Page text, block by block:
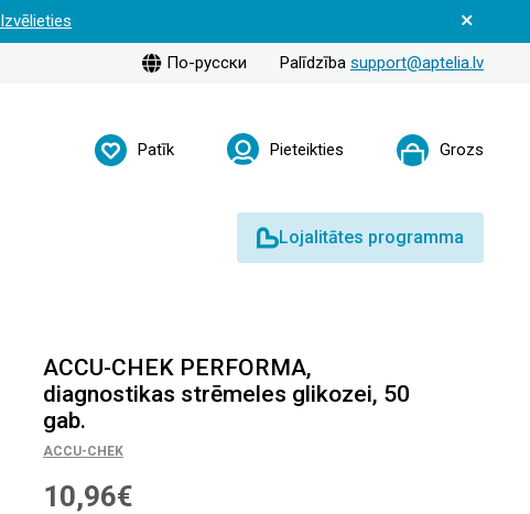
Izvēlieties
По-русски Palīdzība support@aptelia.lv
Patīk Pieteikties Grozs
Lojalitātes programma
ACCU-CHEK PERFORMA,
diagnostikas strēmeles glikozei, 50
gab.
ACCU-CHEK
10,96€